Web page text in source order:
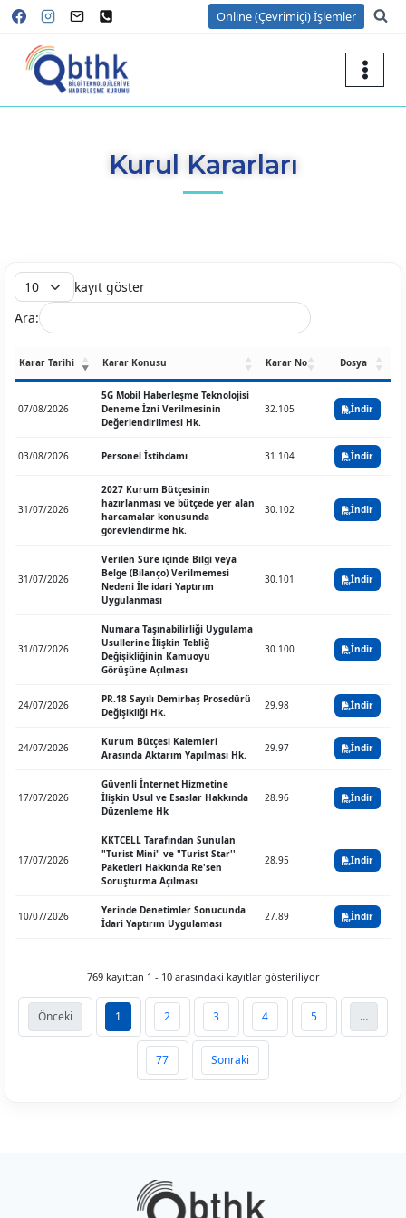
Online (Çevrimiçi) İşlemler
Kurul Kararları
kayıt göster
Ara:
Karar Tarihi Karar Konusu Karar No Dosya
07/08/2026
5G Mobil Haberleşme Teknolojisi
Deneme İzni Verilmesinin
Değerlendirilmesi Hk.
32.105 İndir
03/08/2026 Personel İstihdamı 31.104 İndir
31/07/2026
2027 Kurum Bütçesinin
hazırlanması ve bütçede yer alan
harcamalar konusunda
görevlendirme hk.
30.102 İndir
31/07/2026
Verilen Süre içinde Bilgi veya
Belge (Bilanço) Verilmemesi
Nedeni İle idari Yaptırım
Uygulanması
30.101 İndir
31/07/2026
Numara Taşınabilirliği Uygulama
Usullerine İlişkin Tebliğ
Değişikliğinin Kamuoyu
Görüşüne Açılması
30.100 İndir
24/07/2026
PR.18 Sayılı Demirbaş Prosedürü
Değişikliği Hk.
29.98 İndir
24/07/2026
Kurum Bütçesi Kalemleri
Arasında Aktarım Yapılması Hk.
29.97 İndir
17/07/2026
Güvenli İnternet Hizmetine
İlişkin Usul ve Esaslar Hakkında
Düzenleme Hk
28.96 İndir
17/07/2026
KKTCELL Tarafından Sunulan
"Turist Mini" ve "Turist Star''
Paketleri Hakkında Re'sen
Soruşturma Açılması
28.95 İndir
10/07/2026
Yerinde Denetimler Sonucunda
İdari Yaptırım Uygulaması
27.89 İndir
769 kayıttan 1 - 10 arasındaki kayıtlar gösteriliyor
Önceki 1 2 3 4 5 …
77 Sonraki